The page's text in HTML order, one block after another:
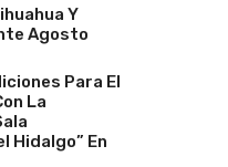
Y
Agosto
Para El
La
Hidalgo” En